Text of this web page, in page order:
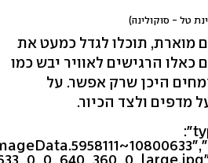
טל - סוקולינה)
מוארת, תוכלו לגדל כמעט את
כאלו הרגישים לאוויר יבש כמו
היכן שרק אפשר. על
מדפים ולצד הכיור.
{"type":"image","data":